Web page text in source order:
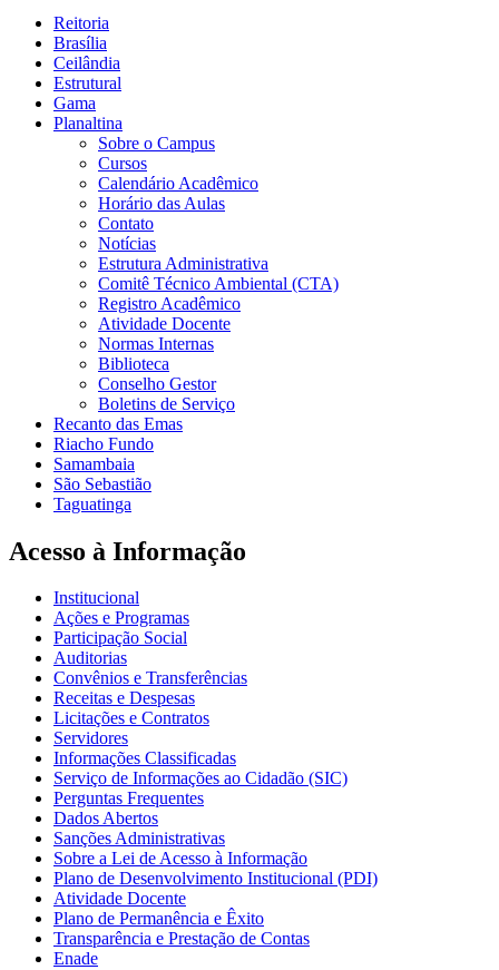
Reitoria
Brasília
Ceilândia
Estrutural
Gama
Planaltina
Sobre o Campus
Cursos
Calendário Acadêmico
Horário das Aulas
Contato
Notícias
Estrutura Administrativa
Comitê Técnico Ambiental (CTA)
Registro Acadêmico
Atividade Docente
Normas Internas
Biblioteca
Conselho Gestor
Boletins de Serviço
Recanto das Emas
Riacho Fundo
Samambaia
São Sebastião
Taguatinga
Acesso à Informação
Institucional
Ações e Programas
Participação Social
Auditorias
Convênios e Transferências
Receitas e Despesas
Licitações e Contratos
Servidores
Informações Classificadas
Serviço de Informações ao Cidadão (SIC)
Perguntas Frequentes
Dados Abertos
Sanções Administrativas
Sobre a Lei de Acesso à Informação
Plano de Desenvolvimento Institucional (PDI)
Atividade Docente
Plano de Permanência e Êxito
Transparência e Prestação de Contas
Enade